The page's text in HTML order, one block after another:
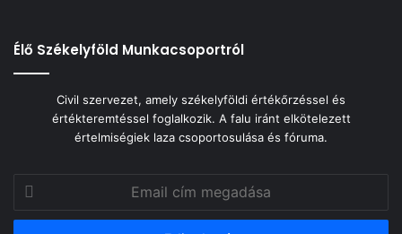
Élő Székelyföld Munkacsoportról
Civil szervezet, amely székelyföldi értékőrzéssel és
értékteremtéssel foglalkozik. A falu iránt elkötelezett
értelmiségiek laza csoportosulása és fóruma.
cím
megadása